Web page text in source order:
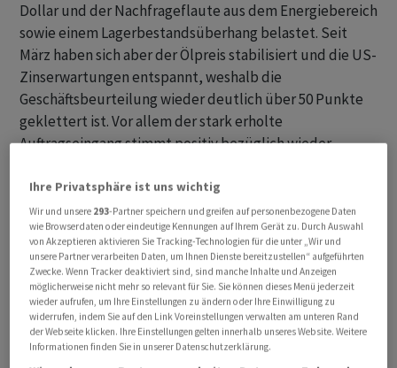
Dollar und der Nachfrageflaute aus dem Energiebereich
sowie einem Lagerbestandsüberhang belastet. Seit
März haben sich aber der Ölpreis stabilisiert und die US-
Zinserwartungen entspannt, weshalb die
Geschäftsbeurteilung wieder deutlich über 50 Punkte
geklettert ist. Vor allem der stark erholte
Auftragseingang stimmt positiv bezüglich wieder
Auch bei der Industrieproduktion schlägt sich der
Ölpreis ungleich stärker als in vergangenen
Rezessionsszenarien auf die Auslastung nieder, welche
für den Nichtenergiebereich noch keine rückläufige
Produktion ausweist. Allerdings spielen hier die
Lagerbestände und die Profitabilität der
Unternehmungen eine wichtigere Rolle. So gelingt es
den Unternehmungen nur schwer, die Lagerbestände
Ihre Privatsphäre ist uns wichtig
Wir und unsere 293-Partner speichern und greifen auf personenbezogene Daten
wie Browserdaten oder eindeutige Kennungen auf Ihrem Gerät zu. Durch Auswahl
von Akzeptieren aktivieren Sie Tracking-Technologien für die unter „Wir und
unsere Partner verarbeiten Daten, um Ihnen Dienste bereitzustellen“ aufgeführten
Zwecke. Wenn Tracker deaktiviert sind, sind manche Inhalte und Anzeigen
möglicherweise nicht mehr so relevant für Sie. Sie können dieses Menü jederzeit
wieder aufrufen, um Ihre Einstellungen zu ändern oder Ihre Einwilligung zu
widerrufen, indem Sie auf den Link Voreinstellungen verwalten am unteren Rand
der Webseite klicken. Ihre Einstellungen gelten innerhalb unseres Website. Weitere
Informationen finden Sie in unserer Datenschutzerklärung.